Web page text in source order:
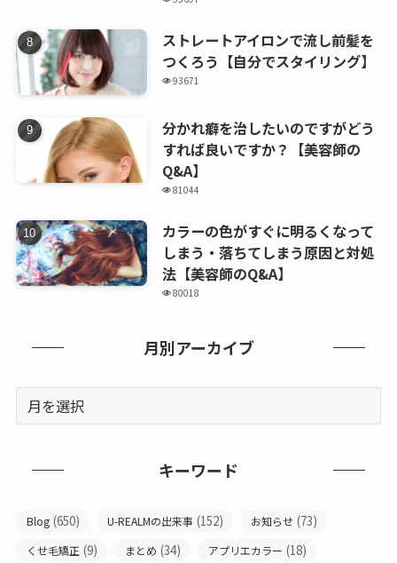
ストレートアイロンで流し前髪を
つくろう【自分でスタイリング】
93671
分かれ癖を治したいのですがどう
すれば良いですか？【美容師の
Q&A】
81044
カラーの色がすぐに明るくなって
しまう・落ちてしまう原因と対処
法【美容師のQ&A】
80018
月別アーカイブ
キーワード
Blog (650) U-REALMの出来事 (152) お知らせ (73)
くせ毛矯正 (9) まとめ (34) アプリエカラー (18)